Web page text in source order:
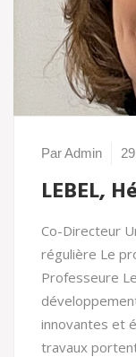
Par Admin
LEBEL,
Co-Directeur
régulière Le
Professeure
innovantes et
travaux